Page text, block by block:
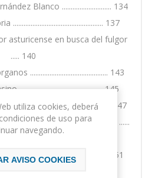
Blanco ............................ 134
137
asturicense en busca del fulgor
..... 140
............................................ 143
............................................... 145
York Times .............................. 147
Una mujer nada normal ......
...................................... 151
utiliza cookies, deberá
de uso para
navegando.
AVISO COOKIES